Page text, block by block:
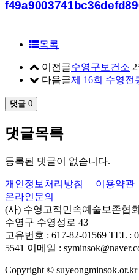
목록
이전글수영구보건소
다음글제 16회 수영전
댓글 0
댓글목록
등록된 댓글이 없습니다.
개인정보처리방침 이용약관
온라인문의
(사) 수영고적민속예술보존협회
수영구 수영성로 43
고유번호 : 617-82-01569 TEL :
5541 이메일 :
Copyright ©